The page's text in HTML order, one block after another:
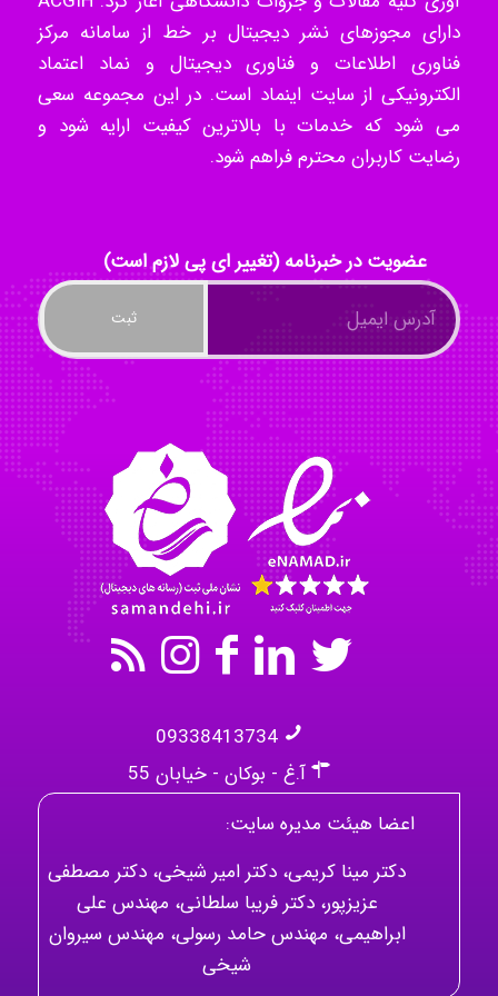
akhtar shahsavandi
ayda habibnejad
Nazaninkarkon
Omid
Mehrab
دارای مجوزهای نشر دیجیتال بر خط از سامانه مرکز
فناوری اطلاعات و فناوری دیجیتال و نماد اعتماد
الکترونیکی از سایت اینماد است. در این مجموعه سعی
می شود که خدمات با بالاترین کیفیت ارایه شود و
رضایت کاربران محترم فراهم شود.
عضویت در خبرنامه (تغییر ای پی لازم است)
09338413734
آ.غ - بوکان - خیابان 55
اعضا هیئت مدیره سایت:
دکتر مینا کریمی، دکتر امیر شیخی، دکتر مصطفی
عزیزپور، دکتر فریبا سلطانی، مهندس علی
ابراهیمی، مهندس حامد رسولی، مهندس سیروان
شیخی